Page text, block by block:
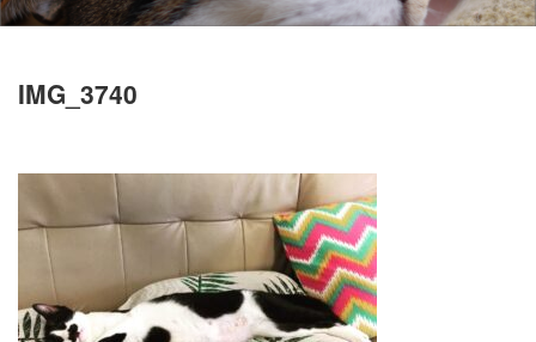
IMG_3740
料金
里親について
お問い合わせ